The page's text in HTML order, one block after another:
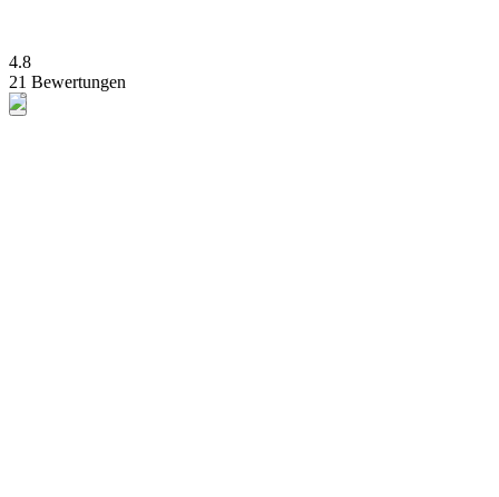
4.8
21 Bewertungen